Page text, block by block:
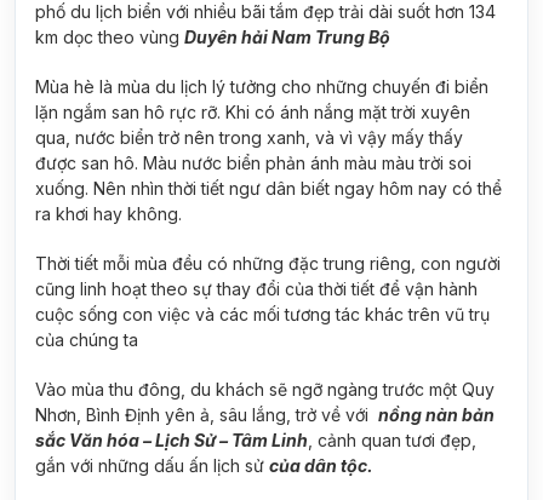
phố du lịch biển với nhiều bãi tắm đẹp trải dài suốt hơn 134
km dọc theo vùng Duyên hải Nam Trung Bộ
Mùa hè là mùa du lịch lý tưởng cho những chuyến đi biển
lặn ngắm san hô rực rỡ. Khi có ánh nắng mặt trời xuyên
qua, nước biển trở nên trong xanh, và vì vậy mấy thấy
được san hô. Màu nước biển phản ánh màu màu trời soi
xuống. Nên nhìn thời tiết ngư dân biết ngay hôm nay có thể
ra khơi hay không.
Thời tiết mỗi mùa đều có những đặc trung riêng, con người
cũng linh hoạt theo sự thay đổi của thời tiết để vận hành
cuộc sống con việc và các mối tương tác khác trên vũ trụ
của chúng ta
Vào mùa thu đông, du khách sẽ ngỡ ngàng trước một Quy
Nhơn, Bình Định yên ả, sâu lắng, trở về với nồng nàn bản
sắc Văn hóa – Lịch Sử – Tâm Linh , cảnh quan tươi đẹp,
gắn với những dấu ấn lịch sử của dân tộc.